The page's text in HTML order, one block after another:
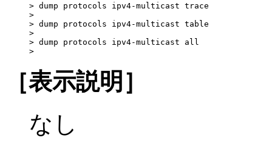
> dump protocols ipv4-multicast trace
>
> dump protocols ipv4-multicast table
>
> dump protocols ipv4-multicast all
>
［表示説明］
なし